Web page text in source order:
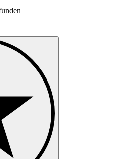
Evoque
Sport